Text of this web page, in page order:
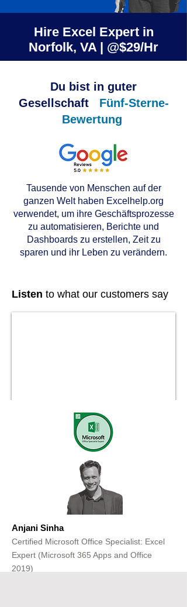
Hire Excel Expert in
Norfolk, VA | @$29/Hr
Du bist in guter
Gesellschaft
Fünf-Sterne-
Bewertung
Tausende von Menschen auf der
ganzen Welt haben Excelhelp.org
verwendet, um ihre Geschäftsprozesse
zu automatisieren, Berichte und
Dashboards zu erstellen, Zeit zu
sparen und ihr Leben zu verändern.
Listen to what our customers say
Anjani Sinha
Certified Microsoft Office Specialist: Excel
Expert (Microsoft 365 Apps and Office
2019)